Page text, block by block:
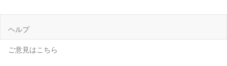
ヘルプ
ご意見はこちら